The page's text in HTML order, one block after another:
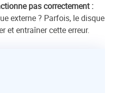
pas correctement :
externe ? Parfois, le disque
et entraîner cette erreur.